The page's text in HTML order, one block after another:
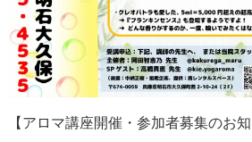
【アロマ講座開催・参加者募集のお知